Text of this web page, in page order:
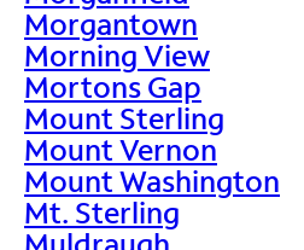
Morgantown
Morning View
Mortons Gap
Mount Sterling
Mount Vernon
Mount Washington
Mt. Sterling